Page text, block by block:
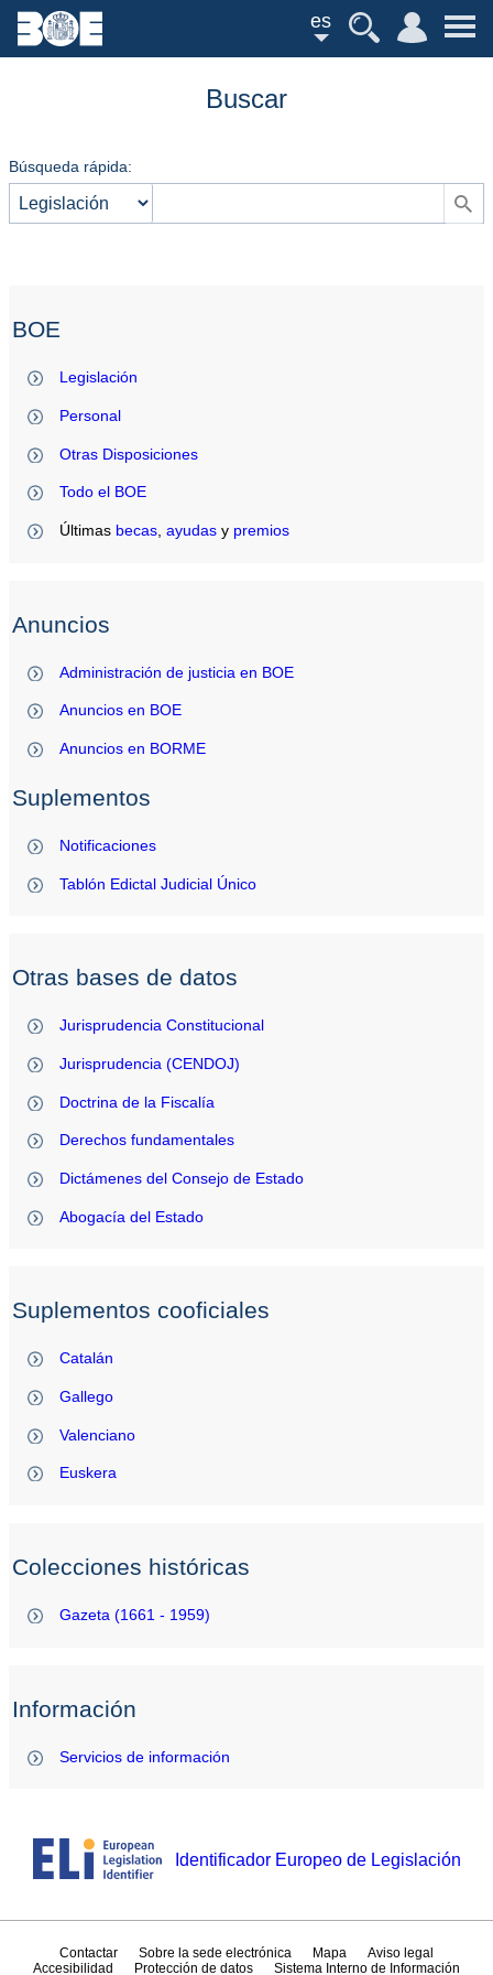
es
Buscar
Búsqueda rápida:
BOE
Legislación
Personal
Otras Disposiciones
Todo el BOE
Últimas becas ,ayudas y premios
Anuncios
Administración de justicia en BOE
Anuncios en BOE
Anuncios en BORME
Suplementos
Notificaciones
Tablón Edictal Judicial Único
Otras bases de datos
Jurisprudencia Constitucional
Jurisprudencia (CENDOJ)
Doctrina de la Fiscalía
Derechos fundamentales
Dictámenes del Consejo de Estado
Abogacía del Estado
Suplementos cooficiales
Catalán
Gallego
Valenciano
Euskera
Colecciones históricas
Gazeta (1661 - 1959)
Información
Servicios de información
Identificador Europeo de Legislación
Contactar Sobre la sede electrónica Mapa
Aviso legal
Accesibilidad
Protección de datos Sistema Interno de Información